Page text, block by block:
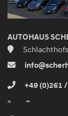
AUTOHAUS
+49 (0)261